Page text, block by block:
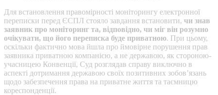
Для встановлення правомірності моніторингу електронної
переписки перед ЄСПЛ стояло завдання встановити, чи знав
заявник про моніторинг та, відповідно, чи міг він розумно
очікувати, що його переписка буде приватною. При цьому,
оскільки фактично мова йшла про ймовірне порушення прав
заявника приватною компанією, а не державою, як стороною-
учасницею Конвенції, Суд розглядав справу виключно в
аспекті дотримання державою своїх позитивних зобов’язань
щодо забезпечення права на приватне життя та таємницю
кореспонденції.